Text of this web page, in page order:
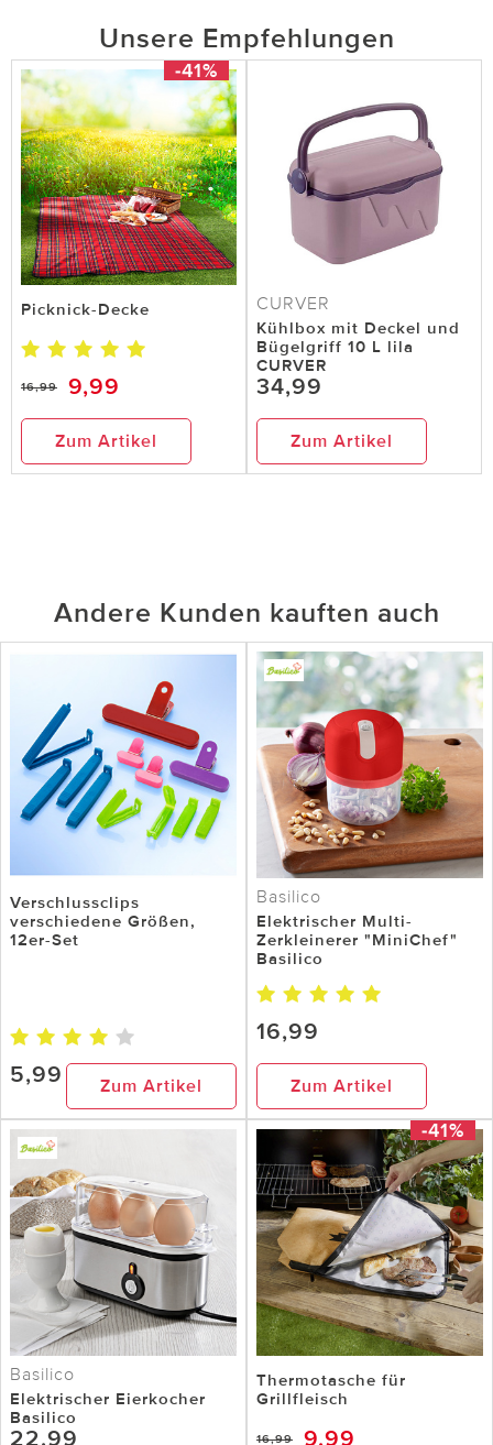
Unsere Empfehlungen
-41%
Picknick-Decke
16,99 9,99
Zum Artikel
CURVER
Kühlbox mit Deckel und
Bügelgriff 10 L lila
CURVER
34,99
Zum Artikel
Andere Kunden kauften auch
Verschlussclips
verschiedene Größen,
12er-Set
5,99 Zum Artikel
Basilico
Elektrischer Multi-
Zerkleinerer "MiniChef"
Basilico
16,99
Zum Artikel
Basilico
Elektrischer Eierkocher
Basilico
22,99
-41%
Thermotasche für
Grillfleisch
16,99 9,99